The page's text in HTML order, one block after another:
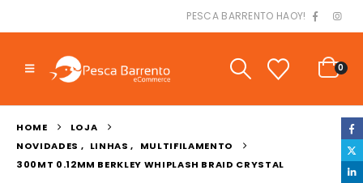
PESCA BARRENTO HAOY!
0
HOME
LOJA
NOVIDADES , LINHAS ,
MULTIFILAMENTO
300MT 0.12MM BERKLEY WHIPLASH BRAID CRYSTAL